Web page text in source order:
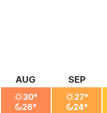
AUG
30°
26°
SEP
27°
24°